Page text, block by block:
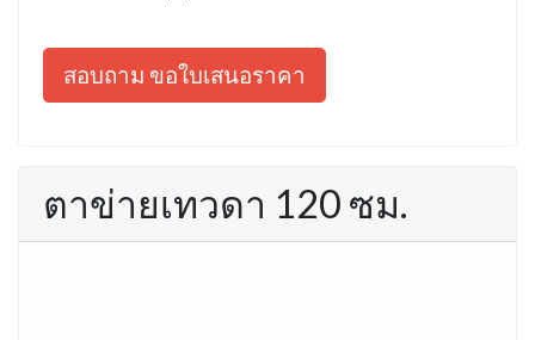
สอบถาม ขอใบเสนอราคา
ตาข่ายเทวดา 120 ซม.